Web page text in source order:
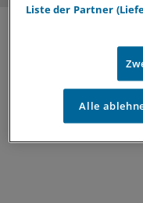
Liste der Partner
Alle